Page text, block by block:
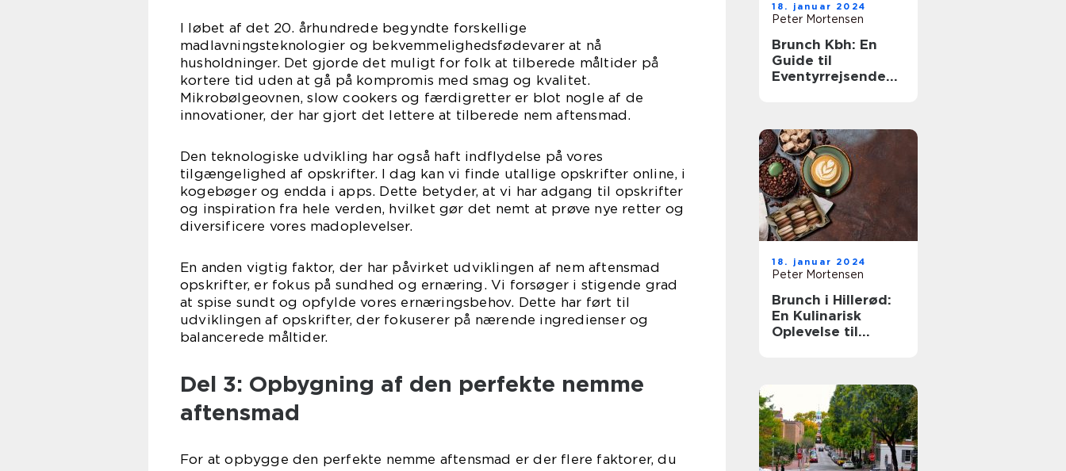
I løbet af det 20. århundrede begyndte forskellige
madlavningsteknologier og bekvemmelighedsfødevarer at nå
husholdninger. Det gjorde det muligt for folk at tilberede måltider på
kortere tid uden at gå på kompromis med smag og kvalitet.
Mikrobølgeovnen, slow cookers og færdigretter er blot nogle af de
innovationer, der har gjort det lettere at tilberede nem aftensmad.
Den teknologiske udvikling har også haft indflydelse på vores
tilgængelighed af opskrifter. I dag kan vi finde utallige opskrifter online, i
kogebøger og endda i apps. Dette betyder, at vi har adgang til opskrifter
og inspiration fra hele verden, hvilket gør det nemt at prøve nye retter og
diversificere vores madoplevelser.
En anden vigtig faktor, der har påvirket udviklingen af nem aftensmad
opskrifter, er fokus på sundhed og ernæring. Vi forsøger i stigende grad
at spise sundt og opfylde vores ernæringsbehov. Dette har ført til
udviklingen af opskrifter, der fokuserer på nærende ingredienser og
balancerede måltider.
Del 3: Opbygning af den perfekte nemme
aftensmad
For at opbygge den perfekte nemme aftensmad er der flere faktorer, du
18. januar 2024
Peter Mortensen
Brunch Kbh: En
Guide til
Eventyrrejsende
18. januar 2024
Peter Mortensen
Brunch i Hillerød:
En Kulinarisk
Oplevelse til